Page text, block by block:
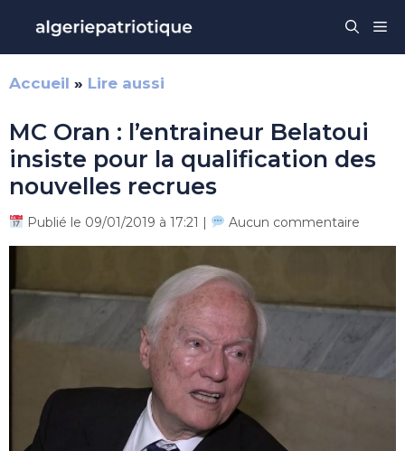
contenu
Accueil » Lire aussi
MC Oran : l’entraineur Belatoui
insiste pour la qualification des
nouvelles recrues
Publié le 09/01/2019 à 17:21 | Aucun commentaire